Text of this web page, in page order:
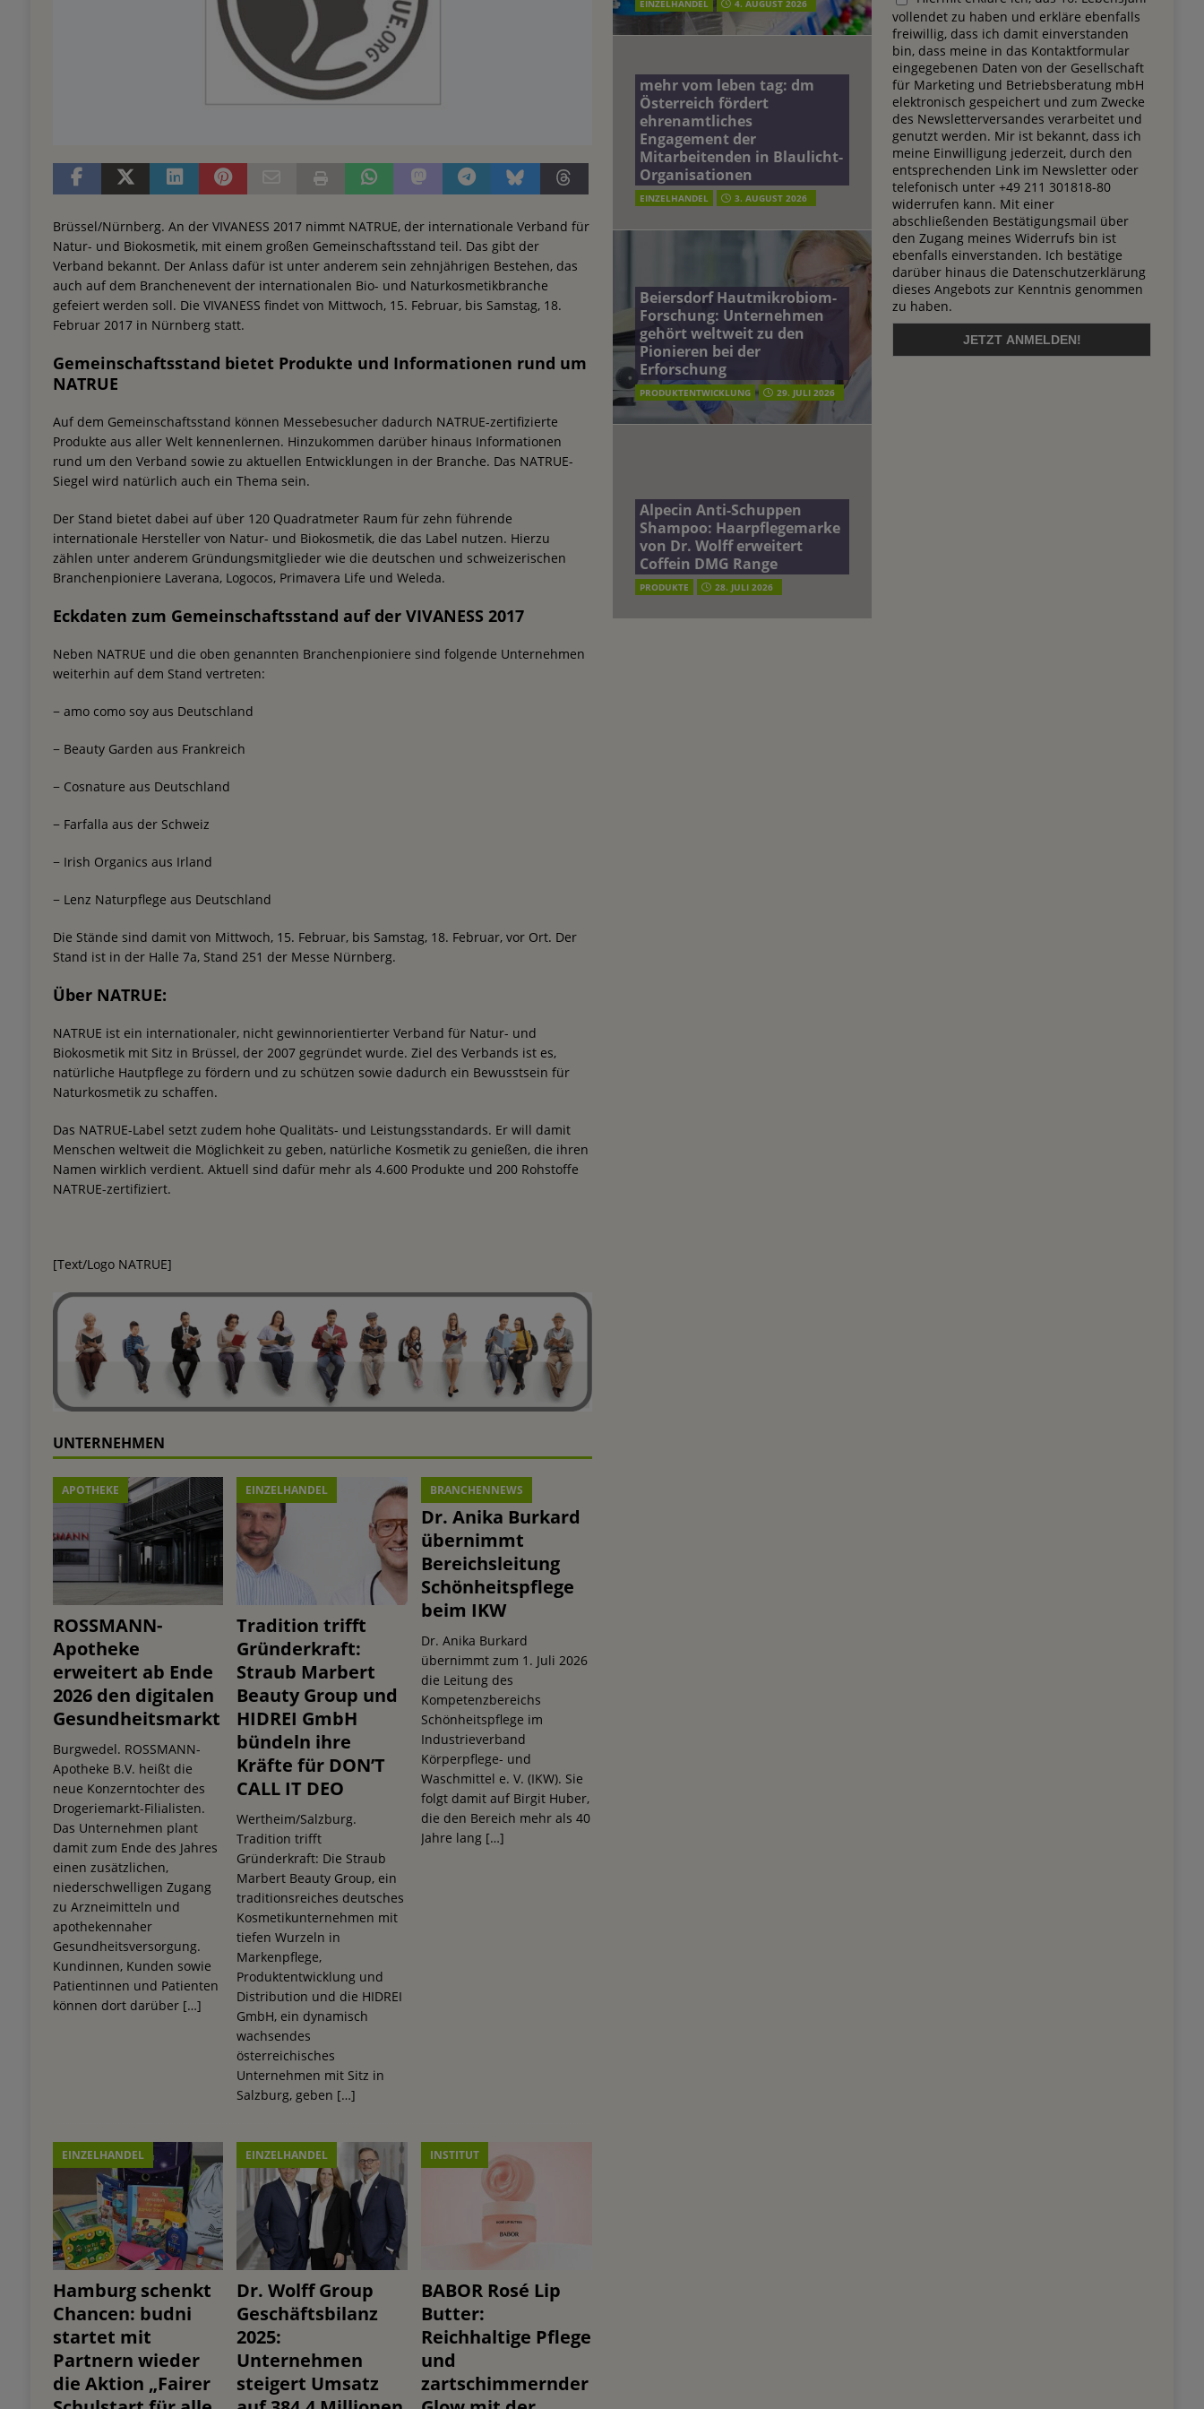
Brüssel/Nürnberg. An der VIVANESS 2017 nimmt NATRUE, der internationale Verband für
Natur- und Biokosmetik, mit einem großen Gemeinschaftsstand teil. Das gibt der
Verband bekannt. Der Anlass dafür ist unter anderem sein zehnjährigen Bestehen, das
auch auf dem Branchenevent der internationalen Bio- und Naturkosmetikbranche
gefeiert werden soll. Die VIVANESS findet von Mittwoch, 15. Februar, bis Samstag, 18.
Februar 2017 in Nürnberg statt.
Gemeinschaftsstand bietet Produkte und Informationen rund um
NATRUE
Auf dem Gemeinschaftsstand können Messebesucher dadurch NATRUE-zertifizierte
Produkte aus aller Welt kennenlernen. Hinzukommen darüber hinaus Informationen
rund um den Verband sowie zu aktuellen Entwicklungen in der Branche. Das NATRUE-
Siegel wird natürlich auch ein Thema sein.
Der Stand bietet dabei auf über 120 Quadratmeter Raum für zehn führende
internationale Hersteller von Natur- und Biokosmetik, die das Label nutzen. Hierzu
zählen unter anderem Gründungsmitglieder wie die deutschen und schweizerischen
Branchenpioniere Laverana, Logocos, Primavera Life und Weleda.
Eckdaten zum Gemeinschaftsstand auf der VIVANESS 2017
Neben NATRUE und die oben genannten Branchenpioniere sind folgende Unternehmen
weiterhin auf dem Stand vertreten:
− amo como soy aus Deutschland
− Beauty Garden aus Frankreich
− Cosnature aus Deutschland
− Farfalla aus der Schweiz
− Irish Organics aus Irland
− Lenz Naturpflege aus Deutschland
Die Stände sind damit von Mittwoch, 15. Februar, bis Samstag, 18. Februar, vor Ort. Der
Stand ist in der Halle 7a, Stand 251 der Messe Nürnberg.
Über NATRUE:
NATRUE ist ein internationaler, nicht gewinnorientierter Verband für Natur- und
Biokosmetik mit Sitz in Brüssel, der 2007 gegründet wurde. Ziel des Verbands ist es,
natürliche Hautpflege zu fördern und zu schützen sowie dadurch ein Bewusstsein für
Naturkosmetik zu schaffen.
Das NATRUE-Label setzt zudem hohe Qualitäts- und Leistungsstandards. Er will damit
Menschen weltweit die Möglichkeit zu geben, natürliche Kosmetik zu genießen, die ihren
Namen wirklich verdient. Aktuell sind dafür mehr als 4.600 Produkte und 200 Rohstoffe
NATRUE-zertifiziert.
[Text/Logo NATRUE]
UNTERNEHMEN
APOTHEKE
ROSSMANN-
Apotheke
erweitert ab Ende
2026 den digitalen
Gesundheitsmarkt
Burgwedel. ROSSMANN-
Apotheke B.V. heißt die
neue Konzerntochter des
Drogeriemarkt-Filialisten.
Das Unternehmen plant
damit zum Ende des Jahres
einen zusätzlichen,
niederschwelligen Zugang
zu Arzneimitteln und
apothekennaher
Gesundheitsversorgung.
Kundinnen, Kunden sowie
Patientinnen und Patienten
können dort darüber […]
EINZELHANDEL
Tradition trifft
Gründerkraft:
Straub Marbert
Beauty Group und
HIDREI GmbH
bündeln ihre
Kräfte für DON’T
CALL IT DEO
Wertheim/Salzburg.
Tradition trifft
Gründerkraft: Die Straub
Marbert Beauty Group, ein
traditionsreiches deutsches
Kosmetikunternehmen mit
tiefen Wurzeln in
Markenpflege,
Produktentwicklung und
Distribution und die HIDREI
GmbH, ein dynamisch
wachsendes
österreichisches
Unternehmen mit Sitz in
Salzburg, geben […]
BRANCHENNEWS
Dr. Anika Burkard
übernimmt
Bereichsleitung
Schönheitspflege
beim IKW
Dr. Anika Burkard
übernimmt zum 1. Juli 2026
die Leitung des
Kompetenzbereichs
Schönheitspflege im
Industrieverband
Körperpflege- und
Waschmittel e. V. (IKW). Sie
folgt damit auf Birgit Huber,
die den Bereich mehr als 40
Jahre lang […]
EINZELHANDEL
Hamburg schenkt
Chancen: budni
startet mit
Partnern wieder
die Aktion „Fairer
EINZELHANDEL
Dr. Wolff Group
Geschäftsbilanz
2025:
Unternehmen
steigert Umsatz
INSTITUT
BABOR Rosé Lip
Butter:
Reichhaltige Pflege
und
zartschimmernder
EINZELHANDEL 4. AUGUST 2026
mehr vom leben tag: dm
Österreich fördert
ehrenamtliches
Engagement der
Mitarbeitenden in Blaulicht-
Organisationen
EINZELHANDEL 3. AUGUST 2026
Beiersdorf Hautmikrobiom-
Forschung: Unternehmen
gehört weltweit zu den
Pionieren bei der
Erforschung
PRODUKTENTWICKLUNG 29. JULI 2026
Alpecin Anti-Schuppen
Shampoo: Haarpflegemarke
von Dr. Wolff erweitert
Coffein DMG Range
PRODUKTE 28. JULI 2026
vollendet zu haben und erkläre ebenfalls
freiwillig, dass ich damit einverstanden
bin, dass meine in das Kontaktformular
eingegebenen Daten von der Gesellschaft
für Marketing und Betriebsberatung mbH
elektronisch gespeichert und zum Zwecke
des Newsletterversandes verarbeitet und
genutzt werden. Mir ist bekannt, dass ich
meine Einwilligung jederzeit, durch den
entsprechenden Link im Newsletter oder
telefonisch unter +49 211 301818-80
widerrufen kann. Mit einer
abschließenden Bestätigungsmail über
den Zugang meines Widerrufs bin ist
ebenfalls einverstanden. Ich bestätige
darüber hinaus die Datenschutzerklärung
dieses Angebots zur Kenntnis genommen
zu haben.